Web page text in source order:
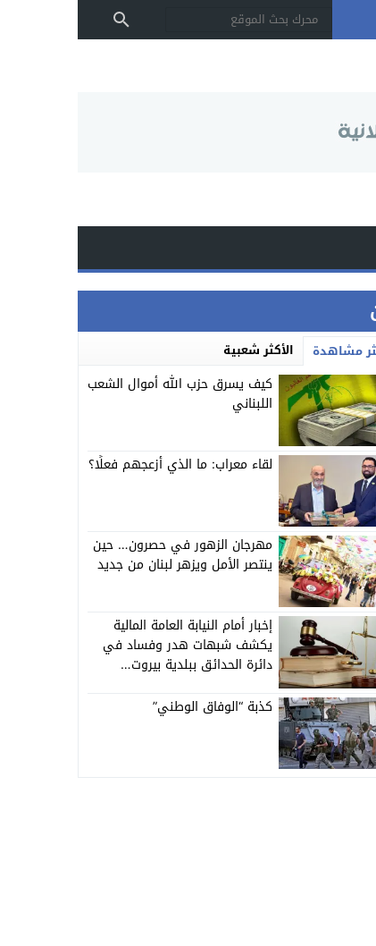
مشاهدة الأكثر شعبية
كيف يسرق حزب الله أموال الشعب
اللبناني
لقاء معراب: ما الذي أزعجهم فعلًا؟
مهرجان الزهور في حصرون… حين
ينتصر الأمل ويزهر لبنان من جديد
إخبار أمام النيابة العامة المالية
يكشف شبهات هدر وفساد في
دائرة الحدائق ببلدية بيروت…
كذبة “الوفاق الوطني”